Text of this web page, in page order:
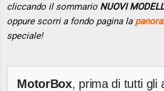
cliccando il sommario NUOVI
oppure scorri a fondo pagina la
speciale!
MotorBox, prima di tutti gli